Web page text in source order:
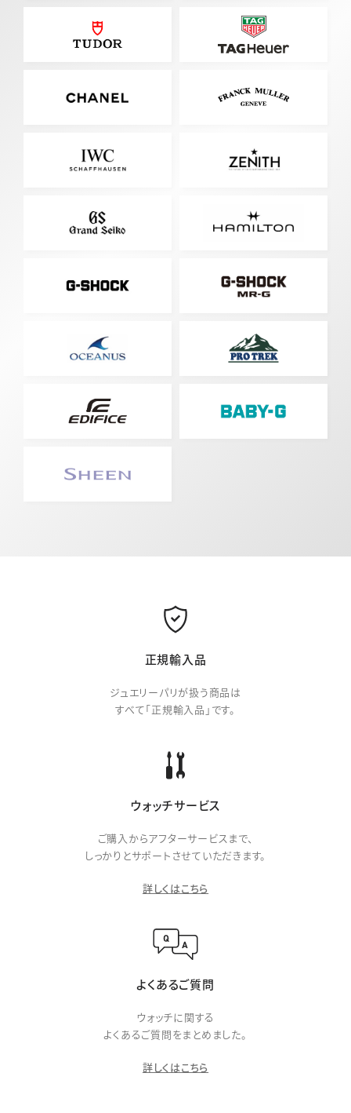
正規輸入品
ジュエリーパリが扱う商品は
すべて「正規輸入品」です。
ウォッチサービス
ご購入からアフターサービスまで、
しっかりとサポートさせていただきます。
詳しくはこちら
よくあるご質問
ウォッチに関する
よくあるご質問をまとめました。
詳しくはこちら